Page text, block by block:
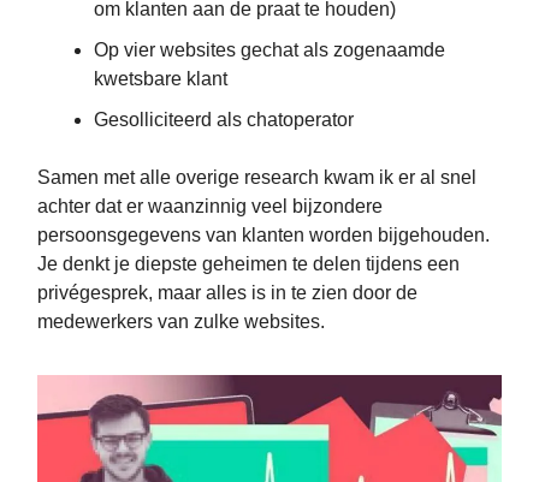
om klanten aan de praat te houden)
Op vier websites gechat als zogenaamde
kwetsbare klant
Gesolliciteerd als chatoperator
Samen met alle overige research kwam ik er al snel
achter dat er waanzinnig veel bijzondere
persoonsgegevens van klanten worden bijgehouden.
Je denkt je diepste geheimen te delen tijdens een
privégesprek, maar alles is in te zien door de
medewerkers van zulke websites.